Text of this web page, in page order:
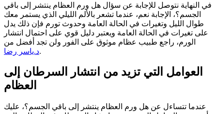
في النهاية نتوصل للإجابة عن سؤال هل ورم العظام ينتشر إلى باقي
الجسم؟، الإجابة نعم، عندما تشعر بالألم الليلي الذي يستمر معك
طوال الليل وتغيرات في الحالة العامة وحدوث تورم فإن ذلك يدل
على تغيرات في الحالة العامة ويعتبر دليل قوي على احتمال انتشار
الورم، راجع طبيب عظام موثوق على الفور ولن تجد أفضل من
د.ياسر رضا.
العوامل التي تزيد من انتشار السرطان إلى
العظام
عندما تتساءل عن هل ورم العظام ينتشر إلى باقي الجسم؟، عليك